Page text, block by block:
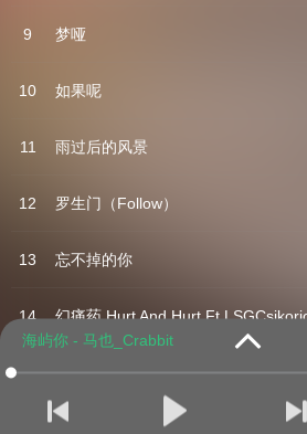
9 梦哑
10 如果呢
11 雨过后的风景
12 罗生门（Follow）
13 忘不掉的你
14 幻痛药 Hurt And Hurt
四口
15 晚安
刻在我心底的名字
海屿你 - 马也_Crabbit